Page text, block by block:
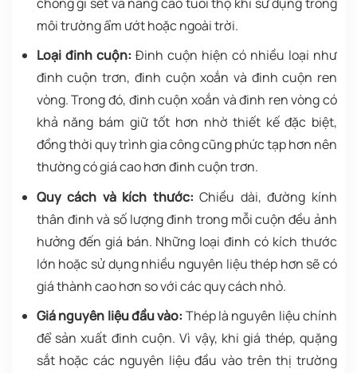
môi trường ẩm ướt hoặc ngoài trời.
Loại đinh cuộn: Đinh cuộn hiện có nhiều loại như
đinh cuộn trơn, đinh cuộn xoắn và đinh cuộn ren
vòng. Trong đó, đinh cuộn xoắn và đinh ren vòng có
khả năng bám giữ tốt hơn nhờ thiết kế đặc biệt,
đồng thời quy trình gia công cũng phức tạp hơn nên
thường có giá cao hơn đinh cuộn trơn.
Quy cách và kích thước: Chiều dài, đường kính
thân đinh và số lượng đinh trong mỗi cuộn đều ảnh
hưởng đến giá bán. Những loại đinh có kích thước
lớn hoặc sử dụng nhiều nguyên liệu thép hơn sẽ có
giá thành cao hơn so với các quy cách nhỏ.
Giá nguyên liệu đầu vào: Thép là nguyên liệu chính
để sản xuất đinh cuộn. Vì vậy, khi giá thép, quặng
sắt hoặc các nguyên liệu đầu vào trên thị trường